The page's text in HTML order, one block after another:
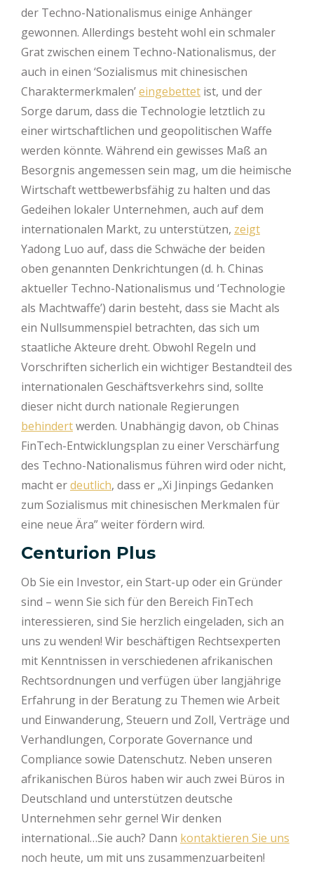
der Techno-Nationalismus einige Anhänger
gewonnen. Allerdings besteht wohl ein schmaler
Grat zwischen einem Techno-Nationalismus, der
auch in einen ‘Sozialismus mit chinesischen
Charaktermerkmalen’eingebettet ist, und der
Sorge darum, dass die Technologie letztlich zu
einer wirtschaftlichen und geopolitischen Waffe
werden könnte. Während ein gewisses Maß an
Besorgnis angemessen sein mag, um die heimische
Wirtschaft wettbewerbsfähig zu halten und das
Gedeihen lokaler Unternehmen, auch auf dem
internationalen Markt, zu unterstützen, zeigt
Yadong Luo auf, dass die Schwäche der beiden
oben genannten Denkrichtungen (d. h. Chinas
aktueller Techno-Nationalismus und ‘Technologie
als Machtwaffe’) darin besteht, dass sie Macht als
ein Nullsummenspiel betrachten, das sich um
staatliche Akteure dreht. Obwohl Regeln und
Vorschriften sicherlich ein wichtiger Bestandteil des
internationalen Geschäftsverkehrs sind, sollte
dieser nicht durch nationale Regierungen
behindertwerden. Unabhängig davon, ob Chinas
FinTech-Entwicklungsplan zu einer Verschärfung
des Techno-Nationalismus führen wird oder nicht,
macht erdeutlich, dass er „Xi Jinpings Gedanken
zum Sozialismus mit chinesischen Merkmalen für
eine neue Ära” weiter fördern wird.
Centurion Plus
Ob Sie ein Investor, ein Start-up oder ein Gründer
sind – wenn Sie sich für den Bereich FinTech
interessieren, sind Sie herzlich eingeladen, sich an
uns zu wenden! Wir beschäftigen Rechtsexperten
mit Kenntnissen in verschiedenen afrikanischen
Rechtsordnungen und verfügen über langjährige
Erfahrung in der Beratung zu Themen wie Arbeit
und Einwanderung, Steuern und Zoll, Verträge und
Verhandlungen, Corporate Governance und
Compliance sowie Datenschutz. Neben unseren
afrikanischen Büros haben wir auch zwei Büros in
Deutschland und unterstützen deutsche
Unternehmen sehr gerne! Wir denken
international…Sie auch? Dann kontaktieren Sie uns
noch heute, um mit uns zusammenzuarbeiten!